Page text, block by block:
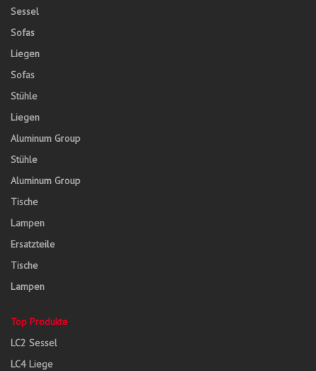
Sessel
Sofas
Liegen
Sofas
Stühle
Liegen
Aluminum Group
Stühle
Aluminum Group
Tische
Lampen
Ersatzteile
Tische
Lampen
Top Produkte
LC2 Sessel
LC4 Liege